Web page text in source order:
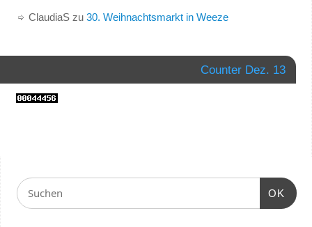
ClaudiaSzu 30. Weihnachtsmarkt in Weeze
Counter Dez. 13
OK